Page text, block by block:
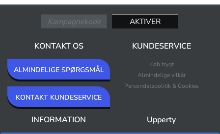
KONTAKT OS
ALMINDELIGE SPØRGSMÅL
KONTAKT KUNDESERVICE
KUNDESERVICE
Køb trygt
Almindelige vilkår
Persondatapolitik & Cookies
INFORMATION Upperty